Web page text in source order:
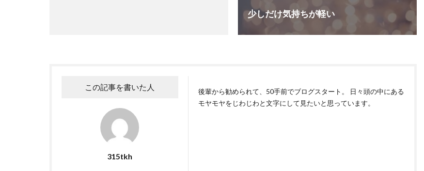
少しだけ気持ちが軽い
この記事を書いた人
315tkh
後輩から勧められて、50手前でブログスタート。 日々頭の中にある
モヤモヤをじわじわと文字にして見たいと思っています。